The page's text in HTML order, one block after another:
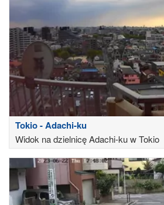
Tokio - Adachi-ku
Widok na dzielnicę Adachi-ku w Tokio